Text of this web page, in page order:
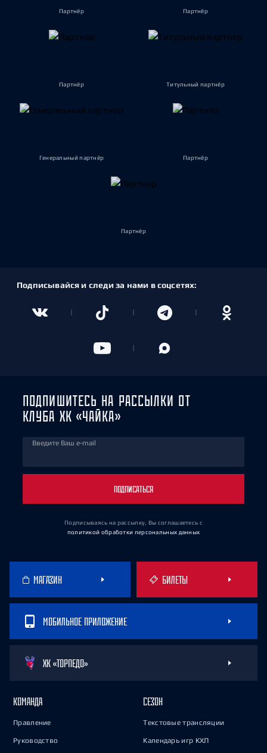
Партнёр Партнёр
Партнёр Титульный партнёр
Генеральный партнёр Партнёр
Партнёр
Подписывайся и следи за нами в соцсетях:
ПОДПИШИТЕСЬ НА РАССЫЛКИ ОТ
КЛУБА ХК «ЧАЙКА»
Введите Ваш e-mail
ПОДПИСАТЬСЯ
Подписываясь на рассылку, Вы соглашаетесь с
политикой обработки персональных данных
МАГАЗИН БИЛЕТЫ
МОБИЛЬНОЕ ПРИЛОЖЕНИЕ
ХК «ТОРПЕДО»
КОМАНДА
Правление
Руководство
СЕЗОН
Текстовые трансляции
Календарь игр КХЛ